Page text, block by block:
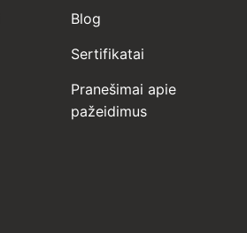
Blog
Sertifikatai
Pranešimai apie
pažeidimus